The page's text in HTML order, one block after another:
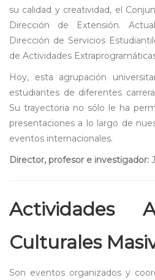
su calidad y creatividad, el
Dirección de Extensión.
Dirección de Servicios
de Actividades
Hoy, esta agrupación
estudiantes de diferentes
Su trayectoria no sólo le ha
presentaciones a lo largo de
eventos internacionales.
Director, profesor e investigador:
Actividades
Culturales
Son eventos organizados y